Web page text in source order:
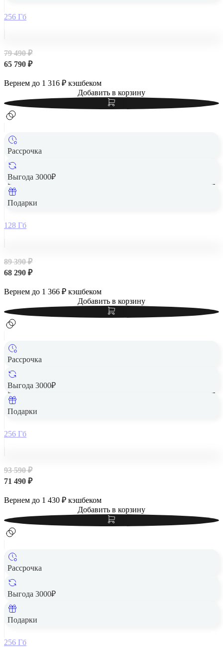
256 Гб
79 490 ₽
65 790 ₽
Вернем до 1 316 ₽ кэшбеком
Добавить в корзину
Рассрочка
Выгода 3000₽
Подарки
Apple iPad Air 13" (M2, 2024, 6 gen) Wi-Fi + Cellular 128Gb
128 Гб
89 390 ₽
68 290 ₽
Вернем до 1 366 ₽ кэшбеком
Добавить в корзину
Рассрочка
Выгода 3000₽
Подарки
Apple iPad Air 13" (M2, 2024, 6 gen) Wi-Fi + Cellular 256Gb
256 Гб
93 590 ₽
71 490 ₽
Вернем до 1 430 ₽ кэшбеком
Добавить в корзину
Рассрочка
Выгода 3000₽
Подарки
Apple iPad Air 13" (M2, 2024, 6 gen) Wi-Fi 256Gb Blue,
256 Гб